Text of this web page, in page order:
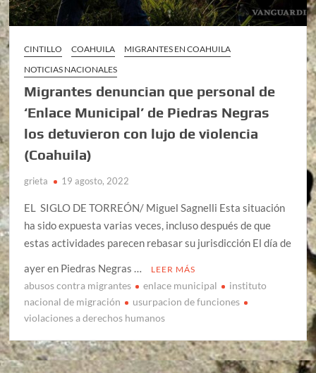
CINTILLO COAHUILA
MIGRANTES EN COAHUILA
NOTICIAS NACIONALES
Migrantes denuncian que personal de
‘Enlace Municipal’ de Piedras Negras
los detuvieron con lujo de violencia
(Coahuila)
grieta 19 agosto, 2022
EL SIGLO DE TORREÓN/ Miguel Sagnelli Esta situación
ha sido expuesta varias veces, incluso después de que
estas actividades parecen rebasar su jurisdicción El día de
ayer en Piedras Negras …
LEER MÁS
abusos contra migrantes enlace municipal
instituto
nacional de migración
usurpacion de funciones
violaciones a derechos humanos